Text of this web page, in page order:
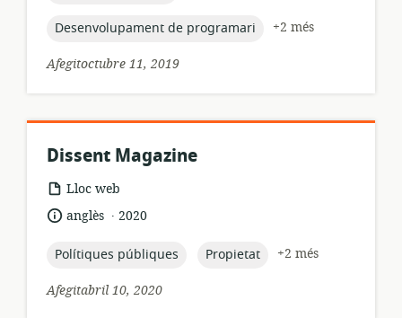
topic:
Desenvolupament de programari
+2 més
Afegitoctubre 11, 2019
Dissent Magazine
format
recursos:
Lloc web
idioma:
anglès .
data
publicació:
2020
topic:
Polítiques públiques topic:
Propietat
+2 més
Afegitabril 10, 2020